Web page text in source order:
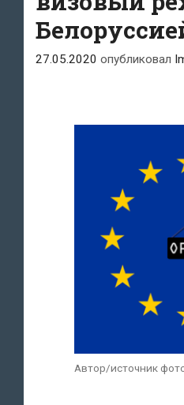
27.05.2020 опубликовал
Автор/источник